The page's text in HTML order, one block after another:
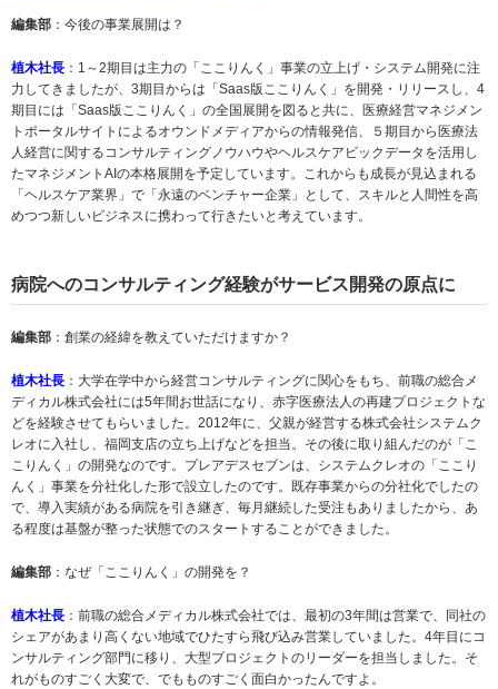
編集部 ：今後の事業展開は？
植木社長 ：1～2期目は主力の「ここりんく」事業の立上げ・システム開発に注
力してきましたが、3期目からは「Saas版ここりんく」を開発・リリースし、4
期目には「Saas版ここりんく」の全国展開を図ると共に、医療経営マネジメン
トポータルサイトによるオウンドメディアからの情報発信、５期目から医療法
人経営に関するコンサルティングノウハウやヘルスケアビックデータを活用し
たマネジメントAIの本格展開を予定しています。これからも成長が見込まれる
「ヘルスケア業界」で「永遠のベンチャー企業」として、スキルと人間性を高
めつつ新しいビジネスに携わって行きたいと考えています。
病院へのコンサルティング経験がサービス開発の原点に
編集部 ：創業の経緯を教えていただけますか？
植木社長 ：大学在学中から経営コンサルティングに関心をもち、前職の総合メ
ディカル株式会社には5年間お世話になり、赤字医療法人の再建プロジェクトな
どを経験させてもらいました。2012年に、父親が経営する株式会社システムク
レオに入社し、福岡支店の立ち上げなどを担当。その後に取り組んだのが「こ
こりんく」の開発なのです。プレアデスセブンは、システムクレオの「ここり
んく」事業を分社化した形で設立したのです。既存事業からの分社化でしたの
で、導入実績がある病院を引き継ぎ、毎月継続した受注もありましたから、あ
る程度は基盤が整った状態でのスタートすることができました。
編集部 ：なぜ「ここりんく」の開発を？
植木社長 ：前職の総合メディカル株式会社では、最初の3年間は営業で、同社の
シェアがあまり高くない地域でひたすら飛び込み営業していました。4年目にコ
ンサルティング部門に移り、大型プロジェクトのリーダーを担当しました。そ
れがものすごく大変で、でもものすごく面白かったんですよ。